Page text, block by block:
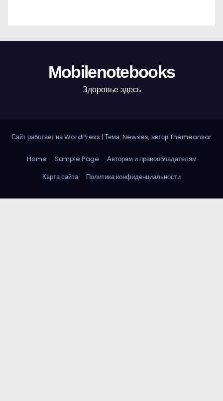
Mobilenotebooks
Здоровье здесь
Сайт работает на WordPress | Тема: Newses, авторThemeansar
Home Sample Page
Авторам и правообладателям
Карта сайта
Политика конфиденциальности